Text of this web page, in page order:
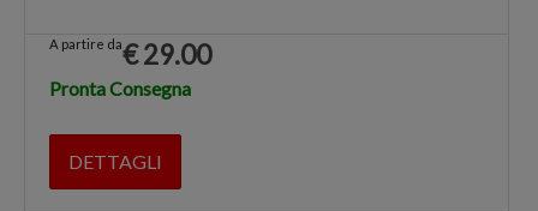
A partire da€29.00
Pronta Consegna
DETTAGLI